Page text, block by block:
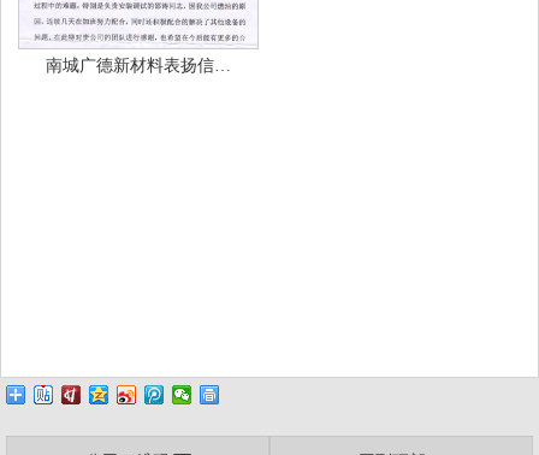
南城广德新材料表扬信…